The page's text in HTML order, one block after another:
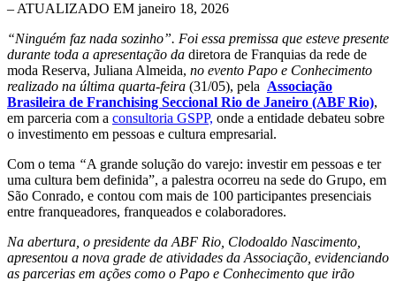
– ATUALIZADO EM janeiro 18, 2026
“Ninguém faz nada sozinho”. Foi essa premissa que esteve presente
durante toda a apresentação da diretora de Franquias da rede de
moda Reserva, Juliana Almeida, no evento Papo e Conhecimento
realizado na última quarta-feira (31/05), pela Associação
Brasileira de Franchising Seccional Rio de Janeiro (ABF Rio),
em parceria com a consultoria GSPP, onde a entidade debateu sobre
o investimento em pessoas e cultura empresarial.
Com o tema “A grande solução do varejo: investir em pessoas e ter
uma cultura bem definida”, a palestra ocorreu na sede do Grupo, em
São Conrado, e contou com mais de 100 participantes presenciais
entre franqueadores, franqueados e colaboradores.
Na abertura, o presidente da ABF Rio, Clodoaldo Nascimento,
apresentou a nova grade de atividades da Associação, evidenciando
as parcerias em ações como o Papo e Conhecimento que irão